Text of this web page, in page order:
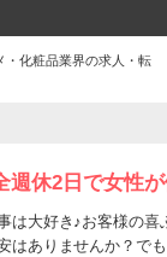
化粧品業界の求人・転
休2日で女性
は大好き♪お客様の
はありませんか？で